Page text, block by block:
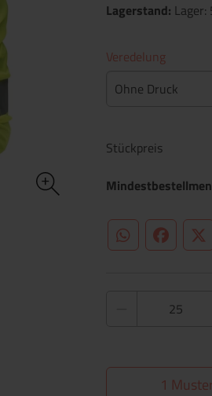
Lagerstand:
Veredelung
Ohne Druck
Stückpreis
WhatsAppFacebook
1